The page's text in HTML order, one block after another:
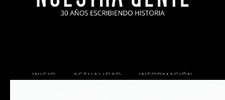
INICIO ACTUALIDAD INFORMACIÓN